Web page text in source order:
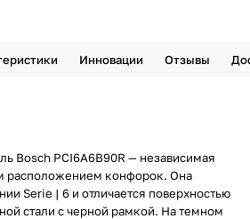
Инновации Отзывы
Bosch PCI6A6B90R — независимая
расположением конфорок. Она
Serie | 6 и отличается поверхностью
стали с черной рамкой. На темном